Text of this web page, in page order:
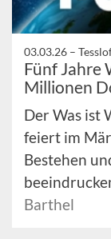
03.03.26 –
Fünf Jahre
Millionen
Der Was ist
feiert im
Bestehen
Barthel